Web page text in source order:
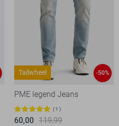
Tailwheel -50%
PME legend Jeans
1
60,00 119,99